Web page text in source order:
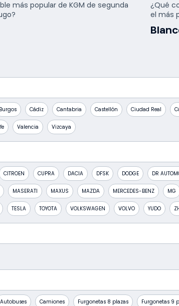
más popular de KGM de segunda
¿Qué
el más
Burgos Cádiz Cantabria Castellón Ciudad Real
Valencia Vizcaya
CITROEN CUPRA DACIA DFSK DODGE DR
MASERATI MAXUS MAZDA MERCEDES-BENZ MG
TESLA TOYOTA VOLKSWAGEN VOLVO YUDO
Autobuses Camiones Furgonetas 8 plazas Furgonetas 9